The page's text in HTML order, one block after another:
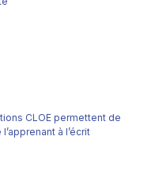
CLOE permettent de
à l’écrit